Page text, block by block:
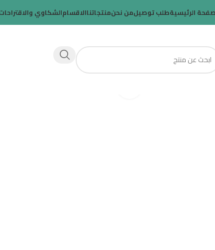
الرئيسيةطلب توصيلمن نحنمنتجاتناالاقسامالشكاوي